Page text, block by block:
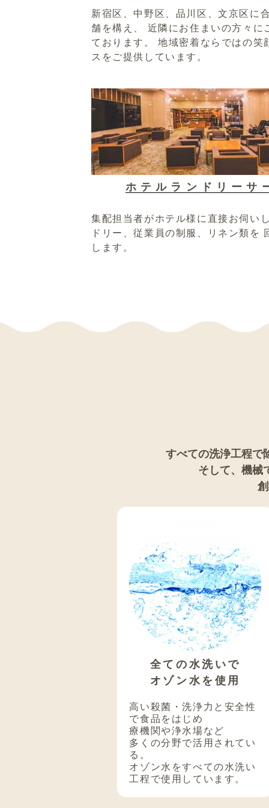
新宿区、中野区、品川区、文京区に
舗を構え、 近隣にお住まいの方々に
ております。 地域密着ならではの笑
スをご提供しています。
ホテルランドリーサ
集配担当者がホテル様に直接お伺い
ドリー、従業員の制服、リネン類を
します。
すべての洗浄工程で
そして、機械
全ての水洗いで
オゾン水を使用
高い殺菌・洗浄力と安全性
で食品をはじめ
療機関や浄水場など
多くの分野で活用されてい
る。
オゾン水をすべての水洗い
工程で使用しています。